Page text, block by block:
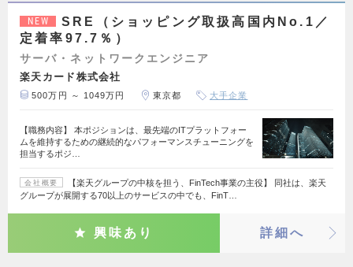
NEW
SRE（ショッピング取扱高国内No.1／
定着率97.7％）
サーバ・ネットワークエンジニア
楽天カード株式会社
500万円 ～ 1049万円 東京都 大手企業
【職務内容】 本ポジションは、最先端のITプラットフォー
ムを維持するための継続的なパフォーマンスチューニングを
担当するポジ…
会社概要
【楽天グループの中核を担う、FinTech事業の主役】 同社は、楽天
グループが展開する70以上のサービスの中でも、FinT…
興味あり 詳細へ